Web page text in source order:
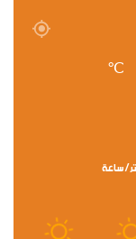
℃